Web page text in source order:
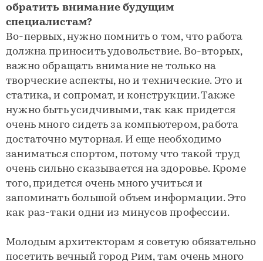
обратить внимание будущим
специалистам?
Во-первых, нужно помнить о том, что работа
должна приносить удовольствие. Во-вторых,
важно обращать внимание не только на
творческие аспекты, но и технические. Это и
статика, и сопромат, и конструкции. Также
нужно быть усидчивыми, так как придется
очень много сидеть за компьютером, работа
достаточно муторная. И еще необходимо
заниматься спортом, потому что такой труд
очень сильно сказывается на здоровье. Кроме
того, придется очень много учиться и
запоминать большой объем информации. Это
как раз-таки одни из минусов профессии.
Молодым архитекторам я советую обязательно
посетить вечный город Рим, там очень много